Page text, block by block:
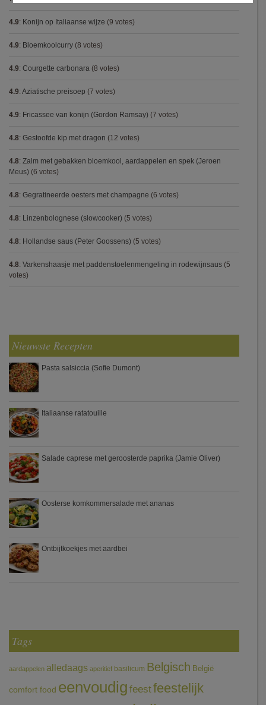
4.9: Konijn op Italiaanse wijze (9 votes)
4.9: Bloemkoolcurry (8 votes)
4.9: Courgette carbonara (8 votes)
4.9: Aziatische preisoep (7 votes)
4.9: Fricassee van konijn (Gordon Ramsay) (7 votes)
4.8: Gestoofde kip met dragon (12 votes)
4.8: Zalm met gebakken bloemkool, aardappelen en spek (Jeroen
Meus) (6 votes)
4.8: Gegratineerde oesters met champagne (6 votes)
4.8: Linzenbolognese (slowcooker) (5 votes)
4.8: Hollandse saus (Peter Goossens) (5 votes)
4.8: Varkenshaasje met paddenstoelenmengeling in rodewijnsaus (5
votes)
Nieuwste Recepten
Pasta salsiccia (Sofie Dumont)
Italiaanse ratatouille
Salade caprese met geroosterde paprika (Jamie Oliver)
Oosterse komkommersalade met ananas
Ontbijtkoekjes met aardbei
Tags
aardappelen alledaags aperitief basilicum Belgisch België
comfort food eenvoudig feestfeestelijk